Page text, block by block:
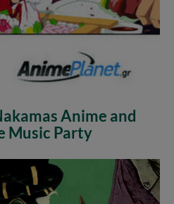
Anime and
Music Party